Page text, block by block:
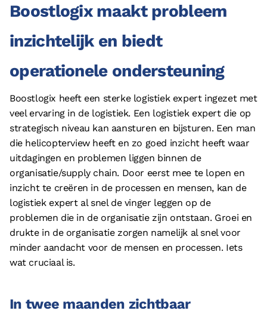
Boostlogix maakt probleem
inzichtelijk en biedt
operationele ondersteuning
Boostlogix heeft een sterke logistiek expert ingezet met
veel ervaring in de logistiek. Een logistiek expert die op
strategisch niveau kan aansturen en bijsturen. Een man
die helicopterview heeft en zo goed inzicht heeft waar
uitdagingen en problemen liggen binnen de
organisatie/supply chain. Door eerst mee te lopen en
inzicht te creëren in de processen en mensen, kan de
logistiek expert al snel de vinger leggen op de
problemen die in de organisatie zijn ontstaan. Groei en
drukte in de organisatie zorgen namelijk al snel voor
minder aandacht voor de mensen en processen. Iets
wat cruciaal is.
In twee maanden zichtbaar